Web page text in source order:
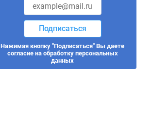
Подписаться
Нажимая кнопку "Подписаться" Вы даете
согласие на обработку персональных
данных